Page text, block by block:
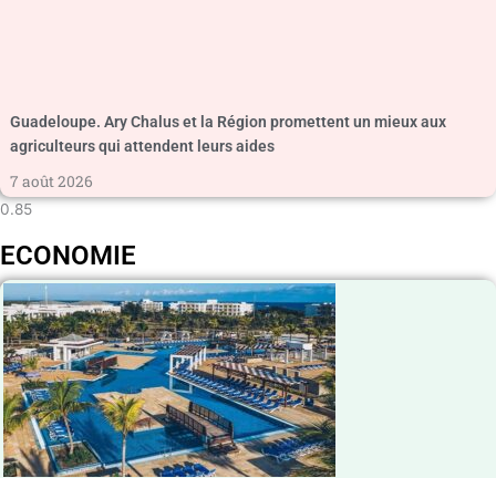
Guadeloupe. Ary Chalus et la Région promettent un mieux aux
agriculteurs qui attendent leurs aides
7 août 2026
ECONOMIE